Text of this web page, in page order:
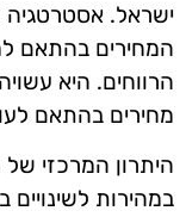
ישראל.
המחירים בהתאם
הרווחים. היא
מחירים בהתאם
היתרון המרכזי של
במהירות